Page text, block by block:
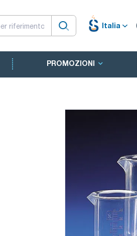
Italia
PROMOZIONI